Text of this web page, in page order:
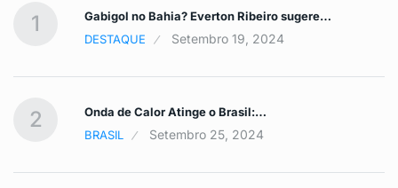
1
Gabigol no Bahia? Everton Ribeiro sugere…
DESTAQUE
Setembro 19, 2024
2
Onda de Calor Atinge o Brasil:…
BRASIL
Setembro 25, 2024